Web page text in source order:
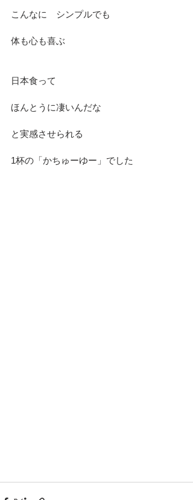
こんなに　シンプルでも
体も心も喜ぶ
日本食って
ほんとうに凄いんだな
と実感させられる
1杯の「かちゅーゆー」でした